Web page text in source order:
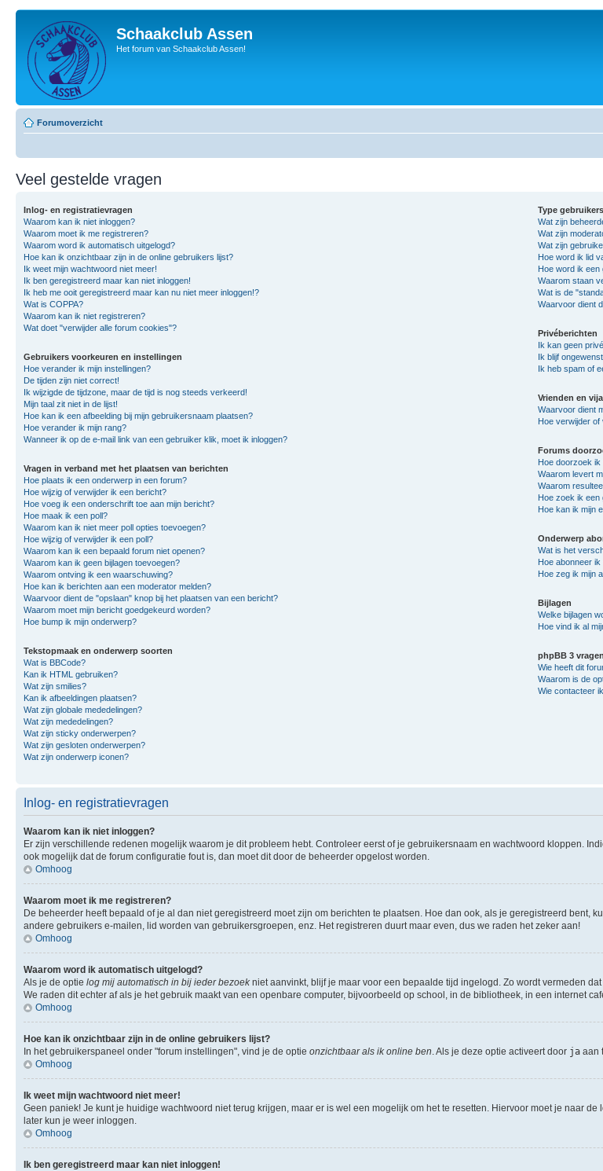
Schaakclub Assen
Het forum van Schaakclub Assen!
Forumoverzicht
Veel gestelde vragen
Inlog- en registratievragen
Waarom kan ik niet inloggen?
Waarom moet ik me registreren?
Waarom word ik automatisch uitgelogd?
Hoe kan ik onzichtbaar zijn in de online gebruikers lijst?
Ik weet mijn wachtwoord niet meer!
Ik ben geregistreerd maar kan niet inloggen!
Ik heb me ooit geregistreerd maar kan nu niet meer inloggen!?
Wat is COPPA?
Waarom kan ik niet registreren?
Wat doet "verwijder alle forum cookies"?
Gebruikers voorkeuren en instellingen
Hoe verander ik mijn instellingen?
De tijden zijn niet correct!
Ik wijzigde de tijdzone, maar de tijd is nog steeds verkeerd!
Mijn taal zit niet in de lijst!
Hoe kan ik een afbeelding bij mijn gebruikersnaam plaatsen?
Hoe verander ik mijn rang?
Wanneer ik op de e-mail link van een gebruiker klik, moet ik inloggen?
Vragen in verband met het plaatsen van berichten
Hoe plaats ik een onderwerp in een forum?
Hoe wijzig of verwijder ik een bericht?
Hoe voeg ik een onderschrift toe aan mijn bericht?
Hoe maak ik een poll?
Waarom kan ik niet meer poll opties toevoegen?
Hoe wijzig of verwijder ik een poll?
Waarom kan ik een bepaald forum niet openen?
Waarom kan ik geen bijlagen toevoegen?
Waarom ontving ik een waarschuwing?
Hoe kan ik berichten aan een moderator melden?
Waarvoor dient de "opslaan" knop bij het plaatsen van een bericht?
Waarom moet mijn bericht goedgekeurd worden?
Hoe bump ik mijn onderwerp?
Tekstopmaak en onderwerp soorten
Wat is BBCode?
Kan ik HTML gebruiken?
Wat zijn smilies?
Kan ik afbeeldingen plaatsen?
Wat zijn globale mededelingen?
Wat zijn mededelingen?
Wat zijn sticky onderwerpen?
Wat zijn gesloten onderwerpen?
Wat zijn onderwerp iconen?
Type
Wat zijn
Wat zijn
Wat zijn
Hoe word ik lid
Hoe word ik een
Waarom staan
Wat is de
Waarvoor dient
Privéberichten
Ik kan geen
Ik blijf
Ik heb spam of
Vrienden en
Waarvoor dient
Hoe verwijder of
Forums
Hoe doorzoek ik
Waarom levert
Waarom
Hoe zoek ik een
Hoe kan ik mijn
Onderwerp
Wat is het
Hoe abonneer
Hoe zeg ik mijn
Bijlagen
Welke bijlagen
Hoe vind ik al
phpBB 3 vragen
Wie heeft dit
Waarom is de
Wie contacteer
Inlog- en registratievragen
Waarom kan ik niet inloggen?
Er zijn verschillende redenen mogelijk waarom je dit probleem hebt. Controleer eerst of je gebruikersnaam en wachtwoord kloppen.
ook mogelijk dat de forum configuratie fout is, dan moet dit door de beheerder opgelost worden.
Omhoog
Waarom moet ik me registreren?
De beheerder heeft bepaald of je al dan niet geregistreerd moet zijn om berichten te plaatsen. Hoe dan ook, als je geregistreerd
andere gebruikers e-mailen, lid worden van gebruikersgroepen, enz. Het registreren duurt maar even, dus we raden het zeker aan!
Omhoog
Waarom word ik automatisch uitgelogd?
Als je de optie log mij automatisch in bij ieder bezoekniet aanvinkt, blijf je maar voor een bepaalde tijd ingelogd. Zo wordt vermeden
We raden dit echter af als je het gebruik maakt van een openbare computer, bijvoorbeeld op school, in de bibliotheek, in een internet
Omhoog
Hoe kan ik onzichtbaar zijn in de online gebruikers lijst?
In het gebruikerspaneel onder "forum instellingen", vind je de optie onzichtbaar als ik online ben. Als je deze optie activeert door ja aan
Omhoog
Ik weet mijn wachtwoord niet meer!
Geen paniek! Je kunt je huidige wachtwoord niet terug krijgen, maar er is wel een mogelijk om het te resetten. Hiervoor moet je naar
later kun je weer inloggen.
Omhoog
Ik ben geregistreerd maar kan niet inloggen!